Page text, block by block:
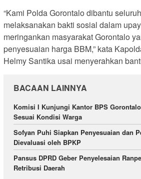
“Kami Polda Gorontalo dibantu
melaksanakan bakti sosial dalam
meringankan masyarakat Gorontalo
penyesuaian harga BBM,” kata
Helmy Santika usai menyerahkan
BACAAN LAINNYA
Komisi I Kunjungi Kantor BPS
Sesuai Kondisi Warga
Sofyan Puhi Siapkan Penyesuaian dan
Dievaluasi oleh BPKP
Pansus DPRD Geber Penyelesaian
Retribusi Daerah